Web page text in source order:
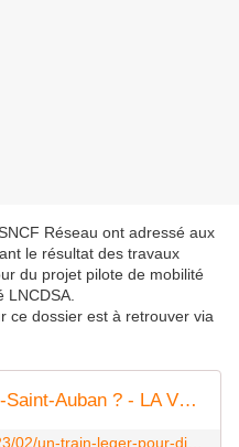
Réseau ont adressé aux
le résultat des travaux
du projet pilote de mobilité
ce dossier est à retrouver via
Un "train léger" pour Digne-Saint-Auban ? - LA VOIX DE NOSTERPACA